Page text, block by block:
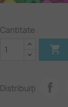
Cantitate

Distribuiți